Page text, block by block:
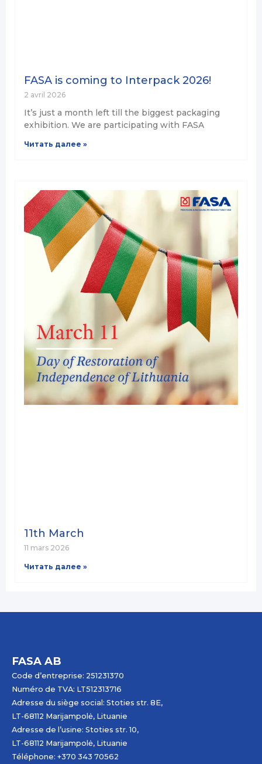
FASA is coming to Interpack 2026!
2 avril 2026
It’s just a month left till the biggest packaging
exhibition. We are participating with FASA
Читать далее »
11th March
11 mars 2026
Читать далее »
FASA AB
Code d’entreprise: 251231370
Numéro de TVA: LT512313716
Adresse du siège social: Stoties str. 8E,
LT-68112 Marijampolė, Lituanie
Adresse de l’usine: Stoties str. 10,
LT-68112 Marijampolė, Lituanie
Téléphone: +370 343 70562